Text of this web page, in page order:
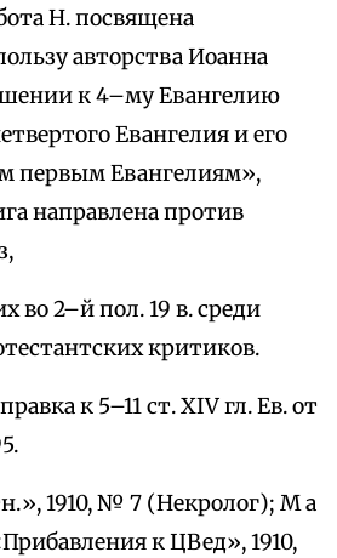
Н. посвящена
авторства Иоанна
к 4–му Евангелию
Евангелия и его
первым Евангелиям»,
направлена против
во 2–й пол. 19 в. среди
критиков.
к 5–11 ст. XIV гл. Ев. от
1910, № 7 (Некролог); М а
к ЦВед», 1910,